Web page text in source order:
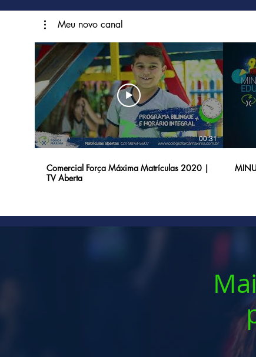
Meu novo canal
00:31
Comercial Força Máxima Matrículas 2020 |
TV Aberta